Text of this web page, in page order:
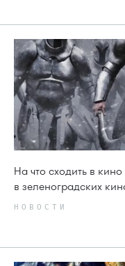
На что сходить в
в зеленоградских
НОВОСТИ